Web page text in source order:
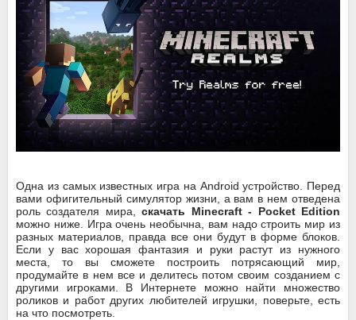
Одна из самых известных игра на Android устройство. Перед
вами офигительный симулятор жизни, а вам в нем отведена
роль создателя мира,скачать Minecraft - Pocket Edition
можно ниже. Игра очень необычна, вам надо строить мир из
разных материалов, правда все они будут в форме блоков.
Если у вас хорошая фантазия и руки растут из нужного
места, то вы сможете построить потрясающий мир,
продумайте в нем все и делитесь потом своим созданием с
другими игроками. В Интернете можно найти множество
роликов и работ других любителей игрушки, поверьте, есть
на что посмотреть.